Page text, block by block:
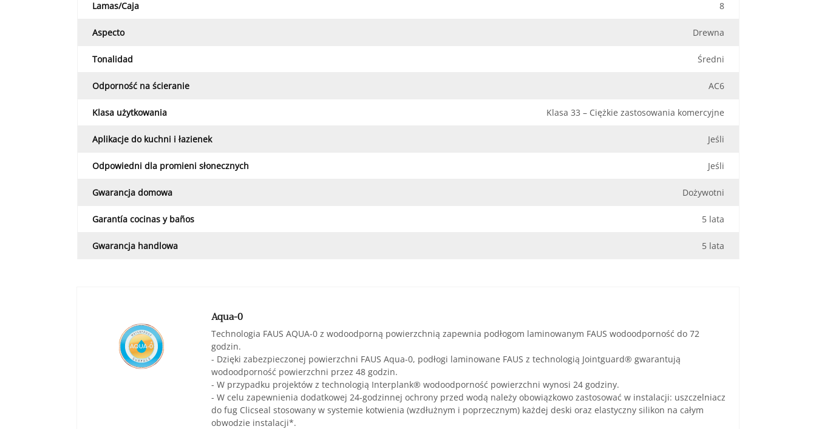
Lamas/Caja 8
Aspecto Drewna
Tonalidad Średni
Odporność na ścieranie AC6
Klasa użytkowania Klasa 33 – Ciężkie zastosowania komercyjne
Aplikacje do kuchni i łazienek Jeśli
Odpowiedni dla promieni słonecznych Jeśli
Gwarancja domowa Dożywotni
Garantía cocinas y baños 5 lata
Gwarancja handlowa 5 lata
Aqua-0
Technologia FAUS AQUA-0 z wodoodporną powierzchnią zapewnia podłogom laminowanym FAUS wodoodporność do 72
godzin.
- Dzięki zabezpieczonej powierzchni FAUS Aqua-0, podłogi laminowane FAUS z technologią Jointguard® gwarantują
wodoodporność powierzchni przez 48 godzin.
- W przypadku projektów z technologią Interplank® wodoodporność powierzchni wynosi 24 godziny.
- W celu zapewnienia dodatkowej 24-godzinnej ochrony przed wodą należy obowiązkowo zastosować w instalacji: uszczelniacz
do fug Clicseal stosowany w systemie kotwienia (wzdłużnym i poprzecznym) każdej deski oraz elastyczny silikon na całym
obwodzie instalacji*.